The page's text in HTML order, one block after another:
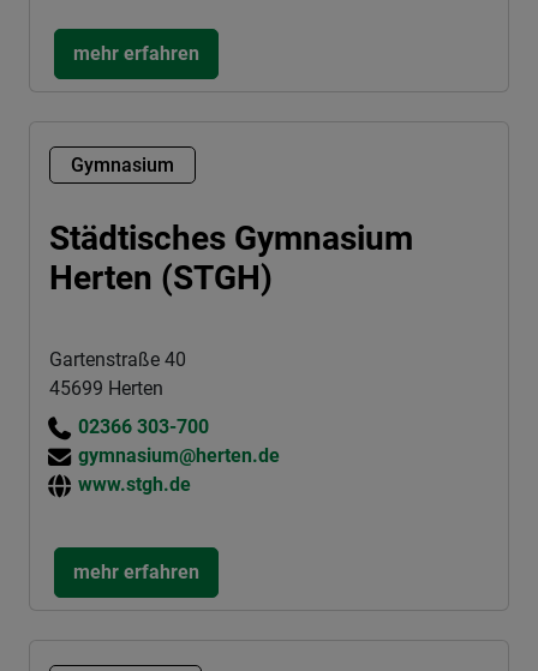
mehr erfahren
Gymnasium
Städtisches Gymnasium
Herten (STGH)
Gartenstraße 40
45699 Herten
02366 303-700
gymnasium@herten.de
www.stgh.de
mehr erfahren